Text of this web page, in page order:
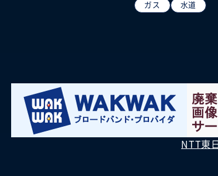
ガス
水道
NTT東